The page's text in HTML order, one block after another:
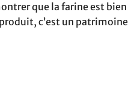
que la farine est bien
c’est un patrimoine